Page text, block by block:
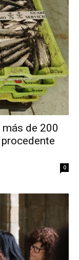
de 200
0